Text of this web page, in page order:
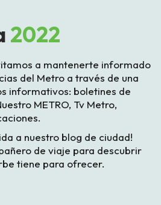
2022
a mantenerte informado
del Metro a través de una
informativos: boletines de
METRO, Tv Metro,
a nuestro blog de ciudad!
de viaje para descubrir
tiene para ofrecer.